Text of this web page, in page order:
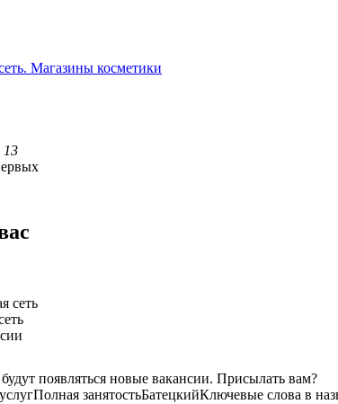
Магазины косметики
13
появляться новые вакансии. Присылать вам?
Полная занятостьБатецкийКлючевые слова в